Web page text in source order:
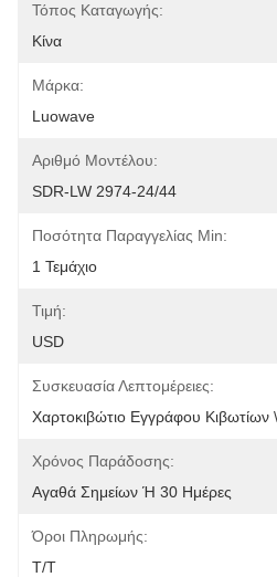
Τόπος Καταγωγής:
Κίνα
Μάρκα:
Luowave
Αριθμό Μοντέλου:
SDR-LW 2974-24/44
Ποσότητα Παραγγελίας Min:
1 Τεμάχιο
Τιμή:
USD
Συσκευασία Λεπτομέρειες:
Χαρτοκιβώτιο Εγγράφου
Χρόνος Παράδοσης:
Αγαθά Σημείων Ή 30 Ημέρες
Όροι Πληρωμής:
T/T